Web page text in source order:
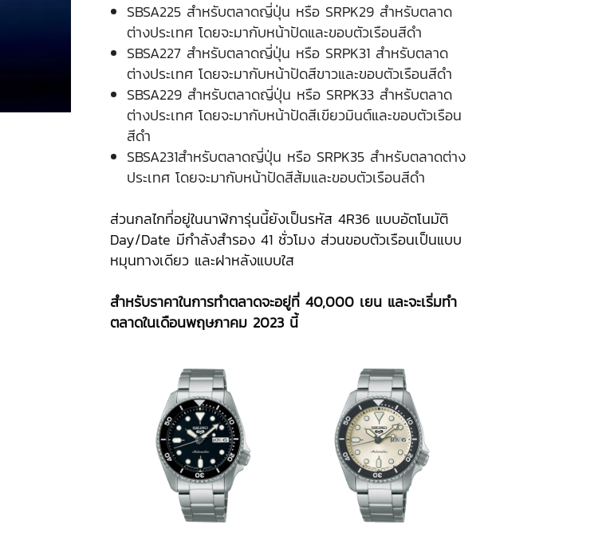
SBSA225 สำหรับตลาดญี่ปุ่น หรือ SRPK29 สำหรับตลาด
ต่างประเทศ โดยจะมากับหน้าปัดและขอบตัวเรือนสีดำ
SBSA227 สำหรับตลาดญี่ปุ่น หรือ SRPK31 สำหรับตลาด
ต่างประเทศ โดยจะมากับหน้าปัดสีขาวและขอบตัวเรือนสีดำ
SBSA229 สำหรับตลาดญี่ปุ่น หรือ SRPK33 สำหรับตลาด
ต่างประเทศ โดยจะมากับหน้าปัดสีเขียวมินต์และขอบตัวเรือน
สีดำ
SBSA231สำหรับตลาดญี่ปุ่น หรือ SRPK35 สำหรับตลาดต่าง
ประเทศ โดยจะมากับหน้าปัดสีส้มและขอบตัวเรือนสีดำ
ส่วนกลไกที่อยู่ในนาฬิการุ่นนี้ยังเป็นรหัส 4R36 แบบอัตโนมัติ
Day/Date มีกำลังสำรอง 41 ชั่วโมง ส่วนขอบตัวเรือนเป็นแบบ
หมุนทางเดียว และฝาหลังแบบใส
สำหรับราคาในการทำตลาดจะอยู่ที่ 40,000 เยน และจะเริ่มทำ
ตลาดในเดือนพฤษภาคม 2023 นี้